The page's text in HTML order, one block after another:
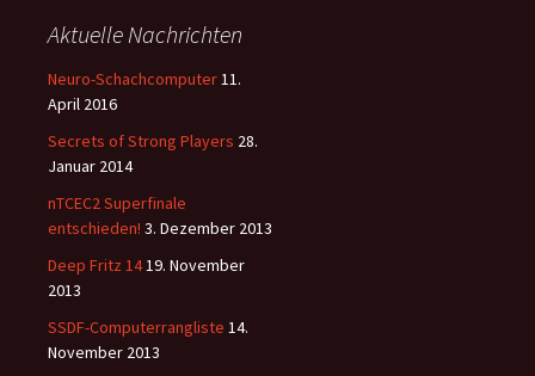
Aktuelle Nachrichten
Neuro-Schachcomputer11.
April 2016
Secrets of Strong Players 28.
Januar 2014
nTCEC2 Superfinale
entschieden! 3. Dezember 2013
Deep Fritz 1419. November
2013
SSDF-Computerrangliste 14.
November 2013